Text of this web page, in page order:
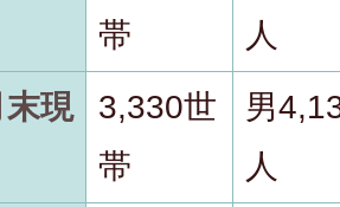
帯
人
現
3,330世
帯
男
人